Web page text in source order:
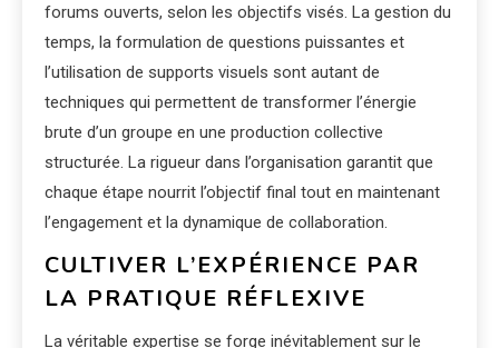
forums ouverts, selon les objectifs visés. La gestion du
temps, la formulation de questions puissantes et
l’utilisation de supports visuels sont autant de
techniques qui permettent de transformer l’énergie
brute d’un groupe en une production collective
structurée. La rigueur dans l’organisation garantit que
chaque étape nourrit l’objectif final tout en maintenant
l’engagement et la dynamique de collaboration.
CULTIVER L’EXPÉRIENCE PAR
LA PRATIQUE RÉFLEXIVE
La véritable expertise se forge inévitablement sur le